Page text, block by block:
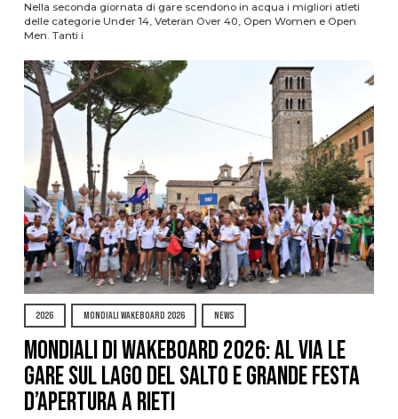
Nella seconda giornata di gare scendono in acqua i migliori atleti
delle categorie Under 14, Veteran Over 40, Open Women e Open
Men. Tanti i
2026 MONDIALI WAKEBOARD 2026 NEWS
Mondiali di Wakeboard 2026: al via le
gare sul Lago del Salto e grande festa
d’apertura a Rieti